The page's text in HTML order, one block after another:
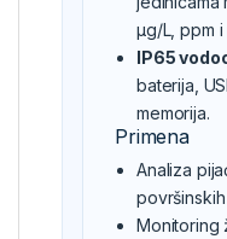
μg/L, ppm i
IP65
baterija,
memorija.
Primena
Analiza
Monitoring